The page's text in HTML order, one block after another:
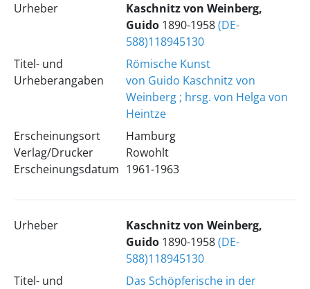
Urheber
Kaschnitz von Weinberg,
Guido1890-1958(DE-
588)118945130
Titel- und
Urheberangaben
Römische Kunst
von Guido Kaschnitz von
Weinberg ; hrsg. von Helga von
Heintze
Erscheinungsort
Verlag/Drucker
Erscheinungsdatum
Hamburg
Rowohlt
1961-1963
Urheber
Kaschnitz von Weinberg,
Guido1890-1958(DE-
588)118945130
Titel- und
Das Schöpferische in der